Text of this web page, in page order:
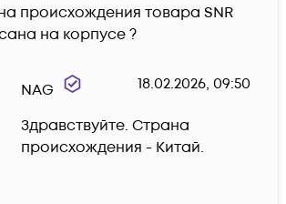
происхождения товара SNR
на корпусе ?
NAG 18.02.2026, 09:50
Здравствуйте. Страна
происхождения - Китай.